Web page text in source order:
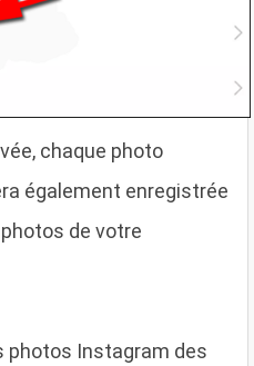
chaque photo
également enregistrée
de votre
photos Instagram des